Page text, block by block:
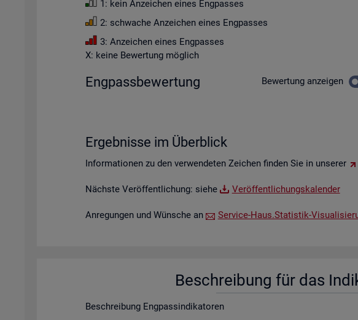
1: kein An­zei­chen eines Eng­pas­ses
2: schwa­che An­zei­chen eines Eng­pas­ses
3: An­zei­chen eines Eng­pas­ses
X: keine Be­wer­tung mög­lich
Eng­pass­be­wer­tung Be­wer­tung an­zei­gen
Er­geb­nis­se im Über­blick
In­for­ma­tio­nen zu den ver­wen­de­ten Zei­chen fin­den Sie in un­se­rer
Nächs­te Ver­öf­fent­li­chung: siehe Ver­öf­fent­li­chungs­ka­len­der
An­re­gun­gen und Wün­sche an Ser­vice-Haus.​Statistik-​
Be­schrei­bung für das
Be­schrei­bung Eng­pas­sin­di­ka­to­ren